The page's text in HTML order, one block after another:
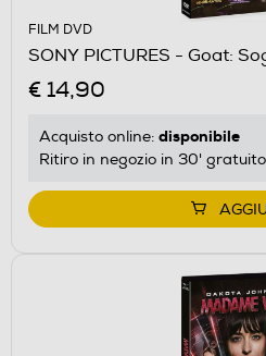
FILM DVD
SONY PICTURES - Goat:
€ 14,90
Acquisto online: disponibile
Ritiro in negozio in 30'